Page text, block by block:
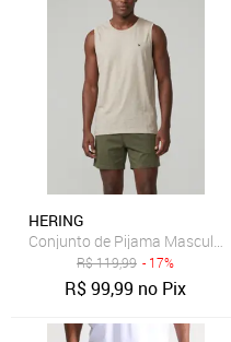
HERING
Conjunto de Pijama
R$119,99 - 17%
R$99,99 no Pix